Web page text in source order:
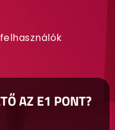
AZ E1 PONT?